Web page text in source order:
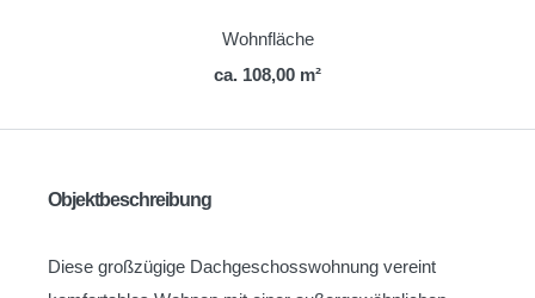
Wohnfläche
ca. 108,00 m²
Objektbeschreibung
Diese großzügige Dachgeschosswohnung vereint